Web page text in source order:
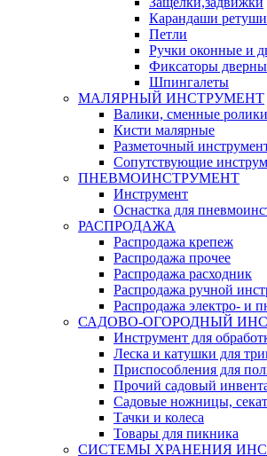
Карандаши
Петли
Ручки оконные и
Фиксаторы
Шпингалеты
МАЛЯРНЫЙ ИНСТРУМЕНТ
Валики, сменные ролики
Кисти малярные
Разметочный
Сопутствующие
ПНЕВМОИНСТРУМЕНТ
Инструмент
Оснастка для
РАСПРОДАЖА
Распродажа крепеж
Распродажа прочее
Распродажа расходник
Распродажа ручной
Распродажа электро- и
САДОВО-ОГОРОДНЫЙ
Инструмент для
Леска и катушки для
Приспособления для
Прочий садовый
Садовые ножницы,
Тачки и колеса
Товары для пикника
СИСТЕМЫ ХРАНЕНИЯ